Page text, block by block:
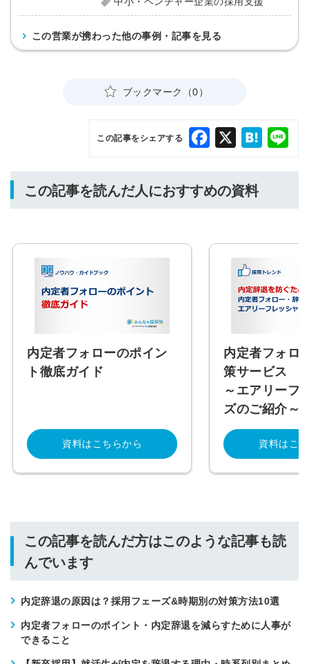
この営業が携わった他の事例・記事を見る
ブックマーク（0）
この記事をシェアする Facebook Hatena
この記事を読んだ人におすすめの資料
内定者フォローのポイン
ト徹底ガイド
資料はこちらから
内定者フォロ
策サービス
～エアリーフ
ズのご紹介～
資料はこ
この記事を読んだ方はこのような記事も読
んでいます
内定辞退の原因は？採用フェーズ&時期別の対策方法10選
内定者フォローのポイント・内定辞退を減らすために人事が
できること